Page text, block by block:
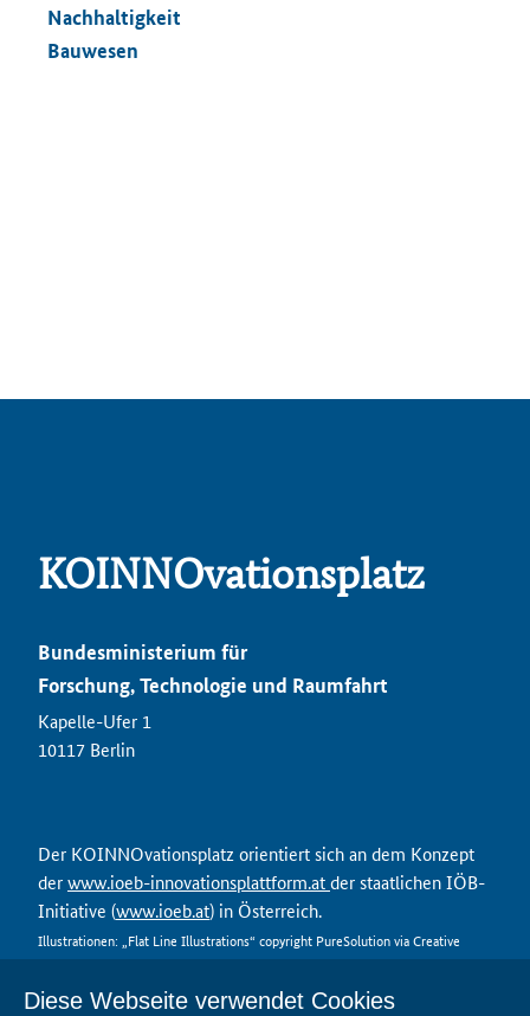
Diese Webseite verwendet Cookies
Nachhaltigkeit
Bauwesen
KOINNOvationsplatz
Bundesministerium für
Forschung, Technologie und Raumfahrt
Kapelle-Ufer 1
10117 Berlin
Der KOINNOvationsplatz orientiert sich an dem Konzept
derwww.ioeb-innovationsplattform.atder staatlichen IÖB-
Initiative (www.ioeb.at) in Österreich.
Illustrationen: „Flat Line Illustrations“ copyright PureSolution via Creative